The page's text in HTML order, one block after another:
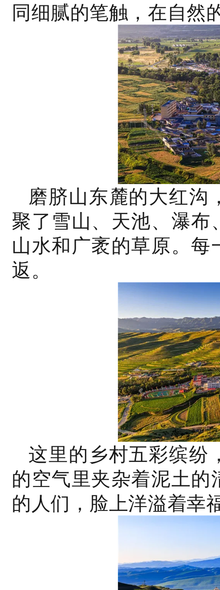
同细腻的笔触，在自然
磨脐山东麓的大红沟
聚了雪山、天池、瀑
山水和广袤的草原。
返。
这里的乡村五彩缤纷
的空气里夹杂着泥土
的人们，脸上洋溢着幸